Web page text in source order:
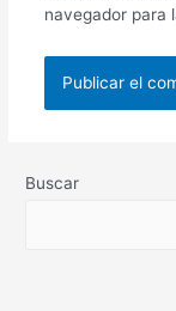
navegador para
Buscar